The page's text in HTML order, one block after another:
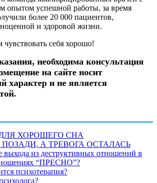
опытом успешной работы, за время
более 20 000 пациентов,
и здоровой жизни.
себя хорошо!
необходима консультация
на сайте носит
характер и не является
ХОРОШЕГО СНА
А ТРЕВОГА ОСТАЛАСЬ
выхода из деструктивных отношений в
“ПРЕСНО”?
психотерапия?